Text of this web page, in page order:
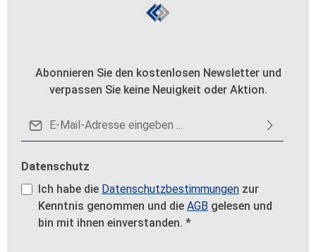
Abonnieren Sie den kostenlosen Newsletter und
verpassen Sie keine Neuigkeit oder Aktion.
Datenschutz
Ich habe die Datenschutzbestimmungen zur
Kenntnis genommen und die AGB gelesen und
bin mit ihnen einverstanden. *